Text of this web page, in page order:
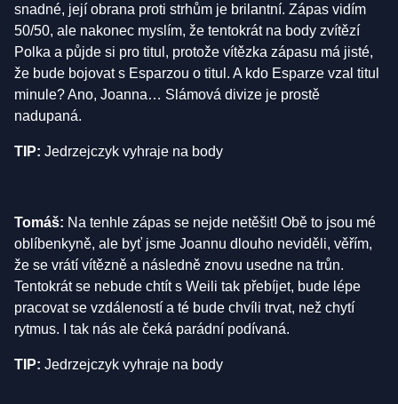
snadné, její obrana proti strhům je brilantní. Zápas vidím
50/50, ale nakonec myslím, že tentokrát na body zvítězí
Polka a půjde si pro titul, protože vítězka zápasu má jisté,
že bude bojovat s Esparzou o titul. A kdo Esparze vzal titul
minule? Ano, Joanna… Slámová divize je prostě
nadupaná.
TIP: Jedrzejczyk vyhraje na body
Tomáš: Na tenhle zápas se nejde netěšit! Obě to jsou mé
oblíbenkyně, ale byť jsme Joannu dlouho neviděli, věřím,
že se vrátí vítězně a následně znovu usedne na trůn.
Tentokrát se nebude chtít s Weili tak přebíjet, bude lépe
pracovat se vzdáleností a té bude chvíli trvat, než chytí
rytmus. I tak nás ale čeká parádní podívaná.
TIP: Jedrzejczyk vyhraje na body